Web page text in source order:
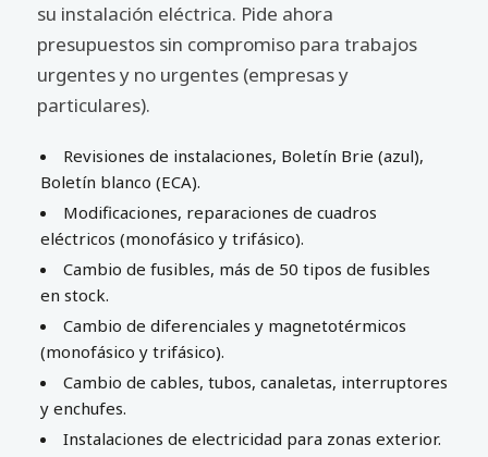
su instalación eléctrica. Pide ahora
presupuestos sin compromiso para trabajos
urgentes y no urgentes (empresas y
particulares).
Revisiones de instalaciones, Boletín Brie (azul),
Boletín blanco (ECA).
Modificaciones, reparaciones de cuadros
eléctricos (monofásico y trifásico).
Cambio de fusibles, más de 50 tipos de fusibles
en stock.
Cambio de diferenciales y magnetotérmicos
(monofásico y trifásico).
Cambio de cables, tubos, canaletas, interruptores
y enchufes.
Instalaciones de electricidad para zonas exterior.